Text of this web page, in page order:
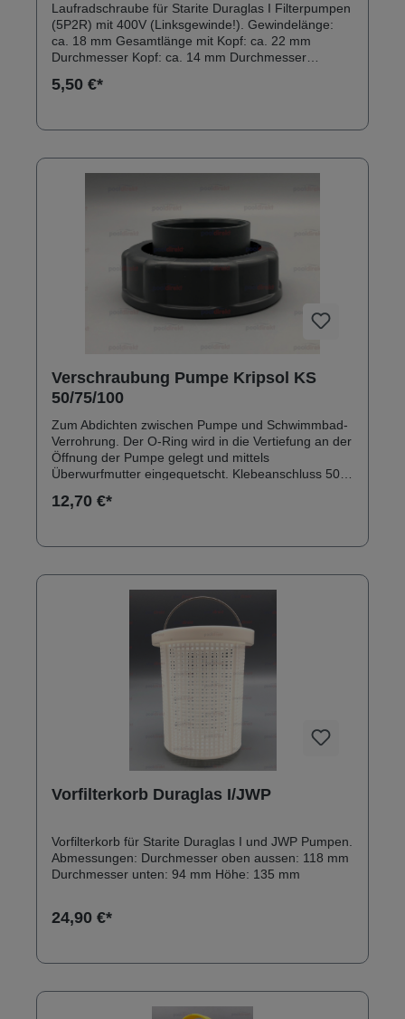
Laufradschraube für Starite Duraglas I Filterpumpen
(5P2R) mit 400V (Linksgewinde!). Gewindelänge:
ca. 18 mm Gesamtlänge mit Kopf: ca. 22 mm
Durchmesser Kopf: ca. 14 mm Durchmesser
5,50 €*
Verschraubung Pumpe Kripsol KS
50/75/100
Zum Abdichten zwischen Pumpe und Schwimmbad-
Verrohrung. Der O-Ring wird in die Vertiefung an der
Öffnung der Pumpe gelegt und mittels
Überwurfmutter eingequetscht. Klebeanschluss 50
Serie) Pumpen 50, 75 und 100
12,70 €*
Vorfilterkorb Duraglas I/JWP
Vorfilterkorb für Starite Duraglas I und JWP Pumpen.
Abmessungen: Durchmesser oben aussen: 118 mm
Durchmesser unten: 94 mm Höhe: 135 mm
24,90 €*